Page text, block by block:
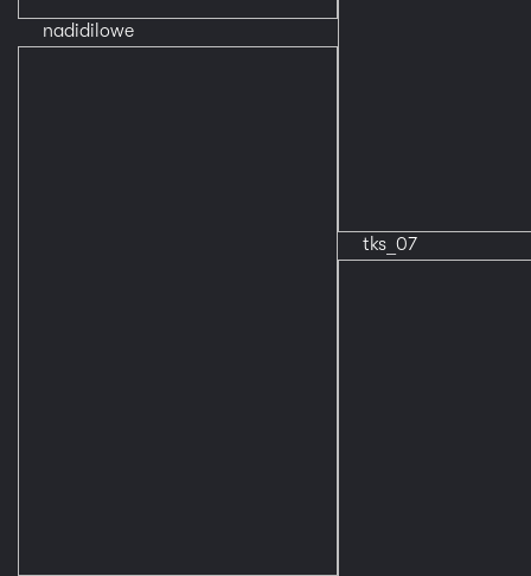
nadidilowe
tks_07